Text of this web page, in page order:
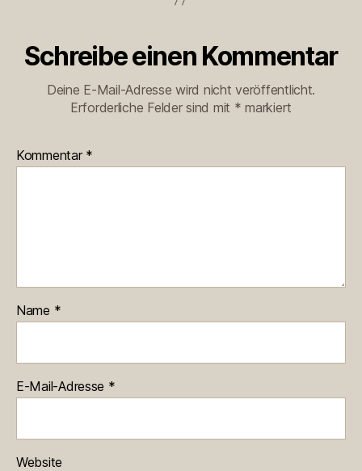
Schreibe einen Kommentar
Deine E-Mail-Adresse wird nicht veröffentlicht.
Erforderliche Felder sind mit * markiert
Kommentar *
Name *
E-Mail-Adresse *
Website